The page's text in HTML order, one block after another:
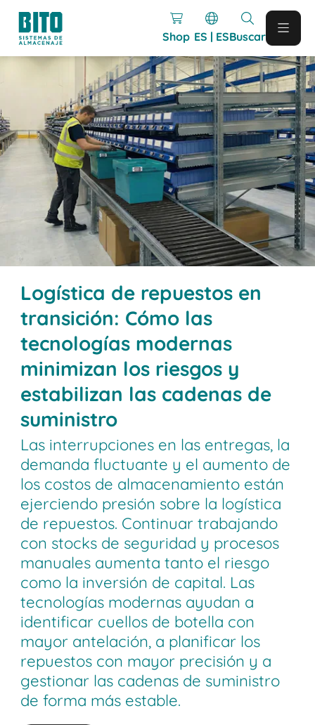
Shop ES | ESBuscar
Logística de repuestos en
transición: Cómo las
tecnologías modernas
minimizan los riesgos y
estabilizan las cadenas de
suministro
Las interrupciones en las entregas, la
demanda fluctuante y el aumento de
los costos de almacenamiento están
ejerciendo presión sobre la logística
de repuestos. Continuar trabajando
con stocks de seguridad y procesos
manuales aumenta tanto el riesgo
como la inversión de capital. Las
tecnologías modernas ayudan a
identificar cuellos de botella con
mayor antelación, a planificar los
repuestos con mayor precisión y a
gestionar las cadenas de suministro
de forma más estable.